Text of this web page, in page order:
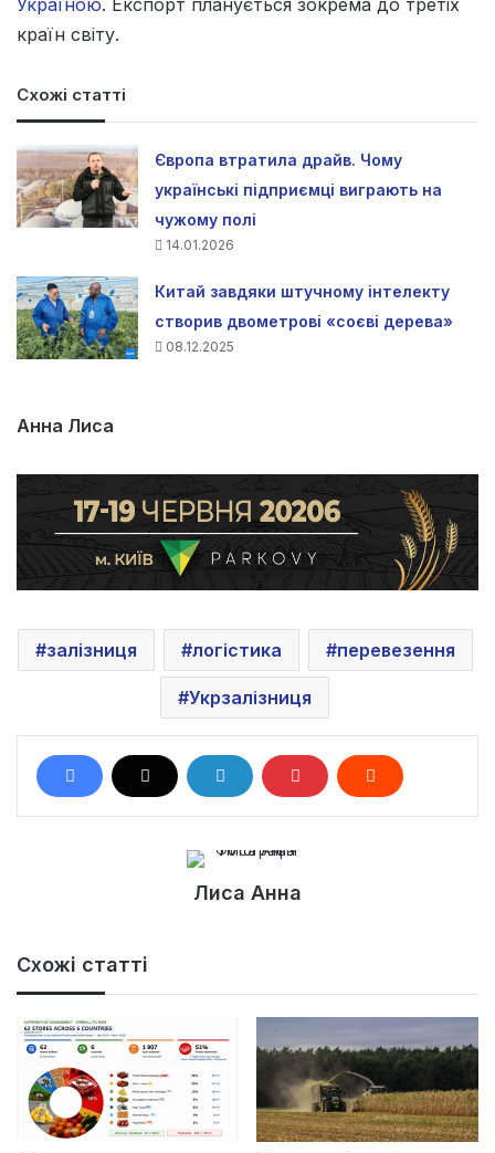
країн світу.
Схожі статті
Європа втратила драйв. Чому
українські підприємці виграють на
чужому полі
14.01.2026
Китай завдяки штучному інтелекту
створив двометрові «соєві дерева»
08.12.2025
Анна Лиса
залізниця логістика перевезення
Укрзалізниця
Лиса Анна
Схожі статті